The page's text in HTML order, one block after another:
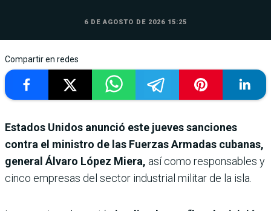
6 DE AGOSTO DE 2026 15:25
Compartir en redes
Estados Unidos anunció este jueves sanciones
contra el ministro de las Fuerzas Armadas cubanas,
general Álvaro López Miera, así como responsables y
cinco empresas del sector industrial militar de la isla.